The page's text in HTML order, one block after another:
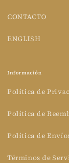
CONTACTO
ENGLISH
Información
Política de
Política de
Política de
Términos de